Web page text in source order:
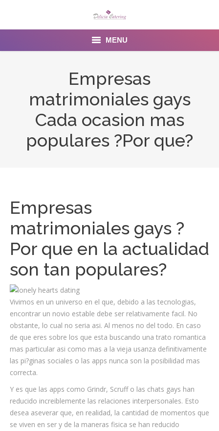
MENU
Empresas
matrimoniales gays
Cada ocasion mas
populares ?Por que?
Empresas
matrimoniales gays ?
Por que en la actualidad
son tan populares?
Vivimos en un universo en el que, debido a las tecnologias,
encontrar un novio estable debe ser relativamente facil. No
obstante, lo cual no seria asi. Al menos no del todo. En caso
de que eres sobre los que esta buscando una trato romantica
mas particular asi como mas a la vieja usanza definitivamente
las pi?ginas sociales o las apps nunca son la posibilidad mas
correcta.
Y es que las apps como Grindr, Scruff o las chats gays han
reducido increiblemente las relaciones interpersonales. Esto
desea aseverar que, en realidad, la cantidad de momentos que
se viven en ser y de la maneras fisica se han reducido